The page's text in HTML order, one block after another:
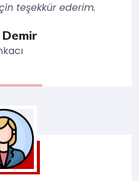
teşekkür ederim.